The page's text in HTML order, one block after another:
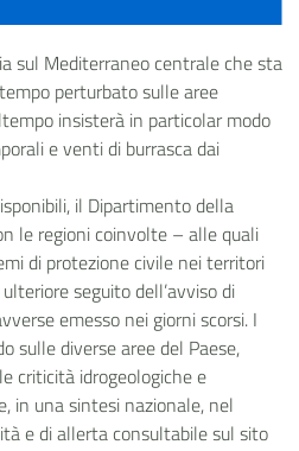
sul Mediterraneo centrale che sta
perturbato sulle aree
insisterà in particolar modo
e venti di burrasca dai
il Dipartimento della
le regioni coinvolte – alle quali
di protezione civile nei territori
seguito dell’avviso di
emesso nei giorni scorsi. I
sulle diverse aree del Paese,
criticità idrogeologiche e
in una sintesi nazionale, nel
e di allerta consultabile sul sito